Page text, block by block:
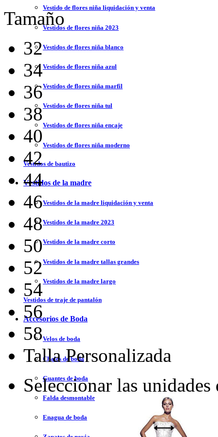
Vestido de flores niña liquidación y venta
Vestidos de flores niña 2023
Vestidos de flores niña blanco
Vestidos de flores niña azul
Vestidos de flores niña marfil
Vestidos de flores niña tul
Vestidos de flores niña encaje
Vestidos de flores niña moderno
Vestidos de bautizo
Vestidos de la madre
Vestidos de la madre liquidación y venta
Vestidos de la madre 2023
Vestidos de la madre corto
Vestidos de la madre tallas grandes
Vestidos de la madre largo
Vestidos de traje de pantalón
Accesorios de Boda
Velos de boda
Chales de boda
Guantes de boda
Falda desmontable
Enagua de boda
Tamaño
32
34
36
38
40
42
44
46
48
50
52
54
56
58
Talla Personalizada
Seleccionar las